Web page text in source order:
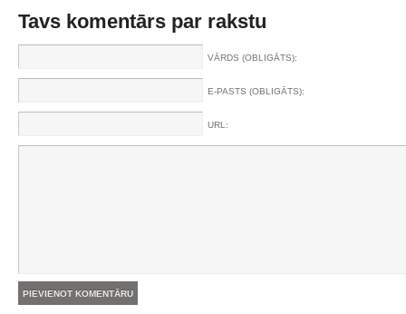
Tavs komentārs par rakstu
VĀRDS (OBLIGĀTS):
E-PASTS (OBLIGĀTS):
URL: